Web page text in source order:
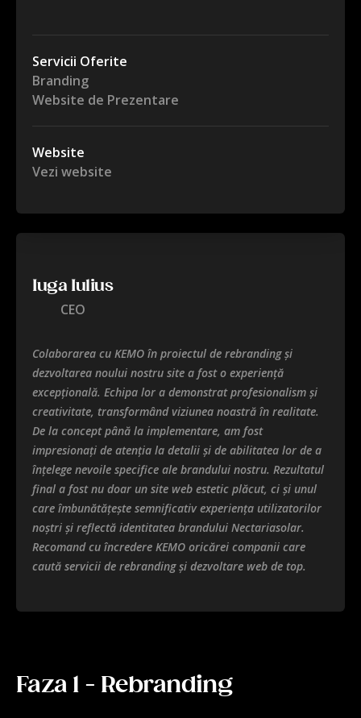
Servicii Oferite
Branding
Website de Prezentare
Website
Vezi website
Iuga Iulius
CEO
Colaborarea cu KEMO în proiectul de rebranding și
dezvoltarea noului nostru site a fost o experiență
excepțională. Echipa lor a demonstrat profesionalism și
creativitate, transformând viziunea noastră în realitate.
De la concept până la implementare, am fost
impresionați de atenția la detalii și de abilitatea lor de a
înțelege nevoile specifice ale brandului nostru. Rezultatul
final a fost nu doar un site web estetic plăcut, ci și unul
care îmbunătățește semnificativ experiența utilizatorilor
noștri și reflectă identitatea brandului Nectariasolar.
Recomand cu încredere KEMO oricărei companii care
caută servicii de rebranding și dezvoltare web de top.
Faza 1 - Rebranding